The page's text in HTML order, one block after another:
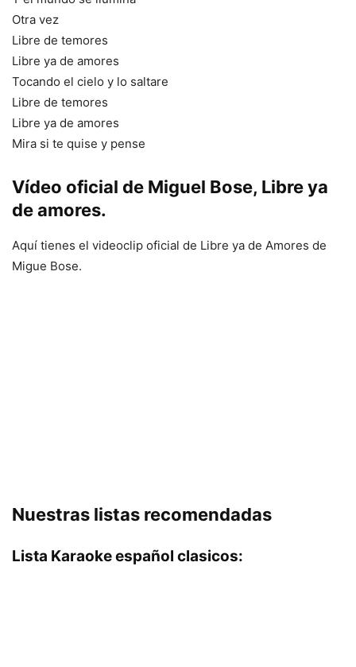
Otra vez
Libre de temores
Libre ya de amores
Tocando el cielo y lo saltare
Libre de temores
Libre ya de amores
Mira si te quise y pense
Vídeo oficial de Miguel Bose, Libre ya
de amores.
Aquí tienes el videoclip oficial de Libre ya de Amores de
Migue Bose.
Nuestras listas recomendadas
Lista Karaoke español clasicos: